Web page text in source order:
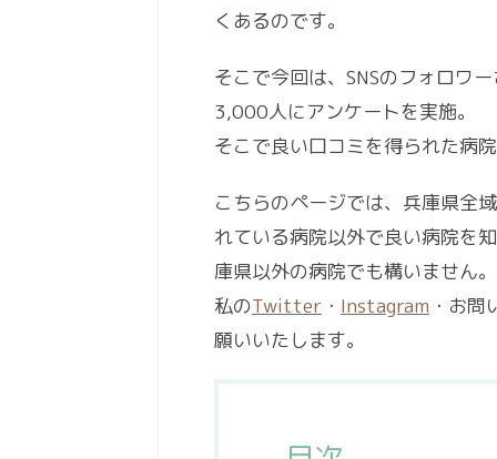
くあるのです。
そこで今回は、SNSのフォロワ
3,000人にアンケートを実施。
そこで良い口コミを得られた病
こちらのページでは、兵庫県全
れている病院以外で良い病院を
庫県以外の病院でも構いません。
私のTwitter ・ Instagram ・お
願いいたします。